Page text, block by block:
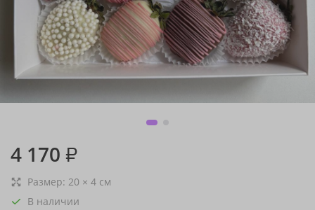
4 170 ₽
Размер: 20 × 4 см
В наличии